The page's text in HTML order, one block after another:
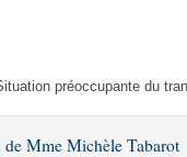
préoccupante du
de Mme Michèle Tabarot